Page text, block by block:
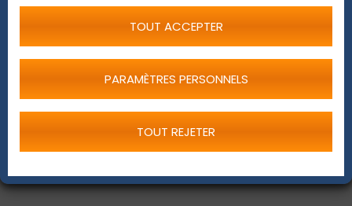
CPC 3000A - pneumatic
TOUT ACCEPTER
PARAMÈTRES PERSONNELS
TOUT REJETER